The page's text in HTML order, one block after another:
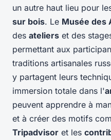
un autre haut lieu pour
sur bois. Le Musée des
des ateliers et des
permettant aux
traditions artisanales
y partagent leurs
immersion totale dans l'
peuvent apprendre à
et à créer des motifs
Tripadvisor et les